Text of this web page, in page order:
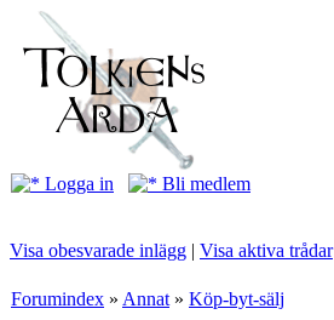
Logga in Bli medlem
Visa obesvarade inlägg | Visa aktiva trådar
Forumindex » Annat » Köp-byt-sälj